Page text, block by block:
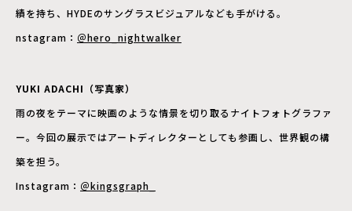
績を持ち、HYDEのサングラスビジュアルなども手がける。
nstagram： ＠hero_nightwalker
YUKI ADACHI（写真家）
雨の夜をテーマに映画のような情景を切り取るナイトフォトグラファ
ー。今回の展示ではアートディレクターとしても参画し、世界観の構
築を担う。
Instagram： ＠kingsgraph_